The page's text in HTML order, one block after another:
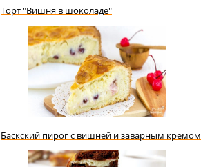
Торт "Вишня в шоколаде"
Баскский пирог с вишней и заварным кремом